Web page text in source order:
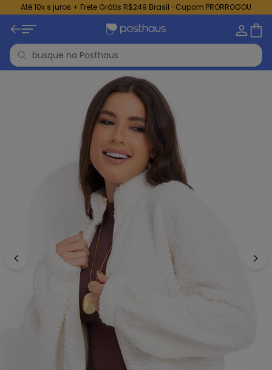
Até 10x s juros + Frete Grátis R$249 Brasil -Cupom PRORROGOU